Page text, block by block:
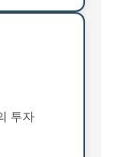
투자